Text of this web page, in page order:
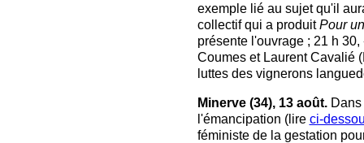
exemple lié au sujet qu'il
collectif qui a produitPour
présente l'ouvrage ; 21 h
Coumes et Laurent Cavalié
luttes des vignerons
Minerve (34), 13 août.Dans
l'émancipation (lire ci-
féministe de la gestation